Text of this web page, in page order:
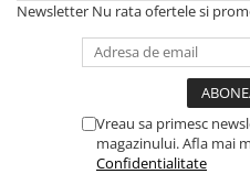
Newsletter Nu rata ofertele si
Vreau sa primesc
magazinului. Afla mai
Confidentialitate